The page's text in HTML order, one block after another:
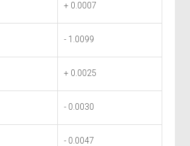
+ 0.0007
- 1.0099
+ 0.0025
- 0.0030
- 0.0047